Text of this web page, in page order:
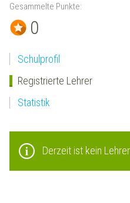
Gesammelte Punkte:
0
Schulprofil
Registrierte Lehrer
Statistik
Derzeit ist kein